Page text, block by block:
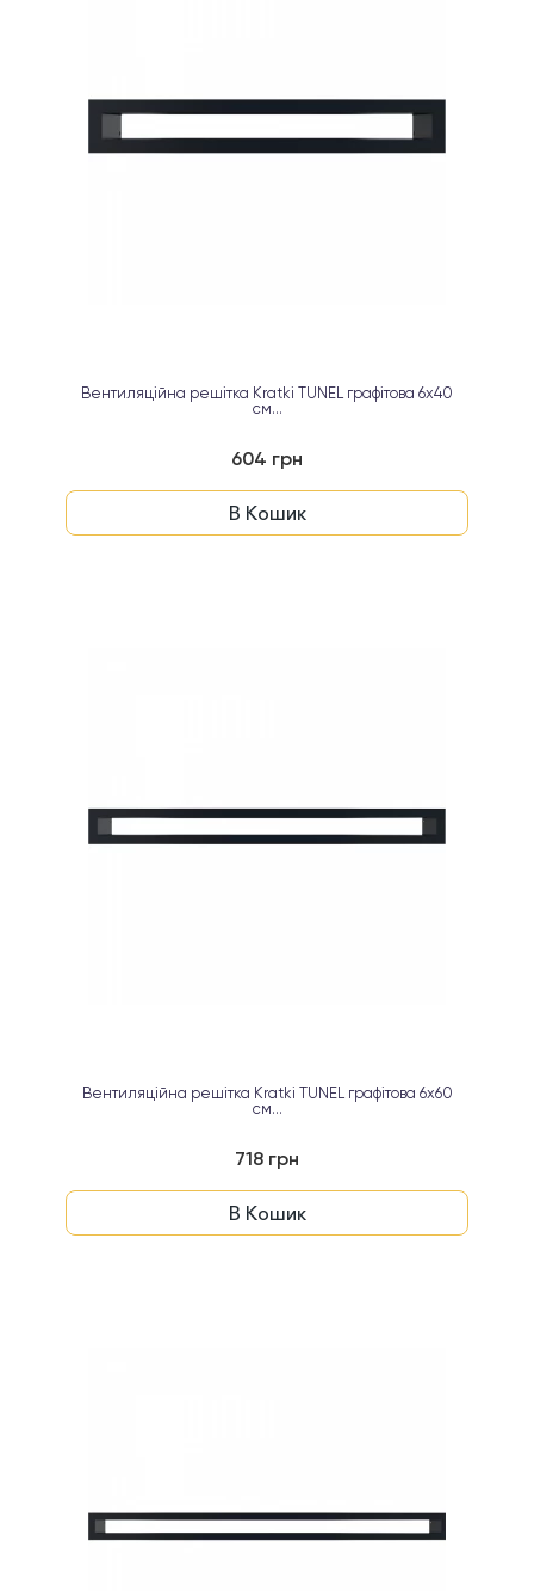
Вентиляційна решітка Kratki TUNEL графітова 6х40
см...
604 грн
В Кошик
Вентиляційна решітка Kratki TUNEL графітова 6х60
см...
718 грн
В Кошик